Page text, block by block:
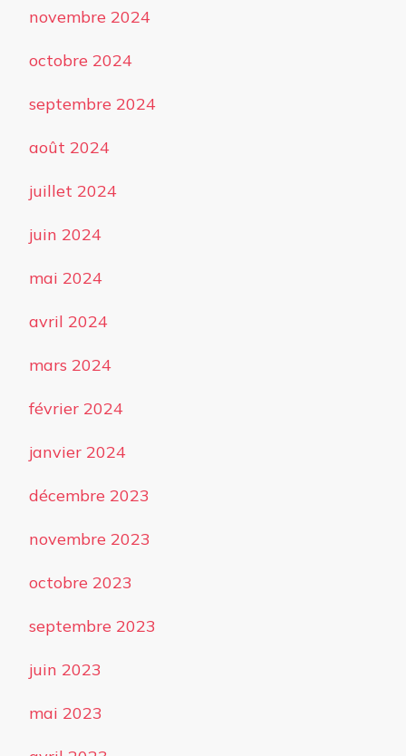
novembre 2024
octobre 2024
septembre 2024
août 2024
juillet 2024
juin 2024
mai 2024
avril 2024
mars 2024
février 2024
janvier 2024
décembre 2023
novembre 2023
octobre 2023
septembre 2023
juin 2023
mai 2023